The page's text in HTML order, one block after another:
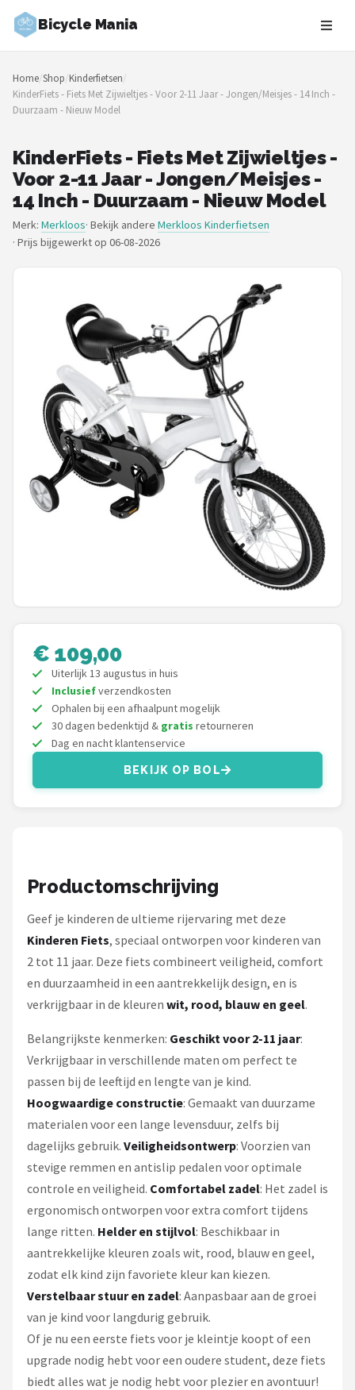
Bicycle Mania
Zoeken
NAVIGATIE
Shop
Merken
Blog
Fietsroutes
Kinderfietsen
Stadsfietsen
Elektrische fietsen
Mountainbikes
Shop
POPULAIRE MERKEN
Basil
BBB Cycling
Schwalbe
Voltano
Shimano
Home/Shop/Kinderfietsen/
KinderFiets - Fiets Met Zijwieltjes - Voor 2-11 Jaar - Jongen/Meisjes - 14 Inch -
Duurzaam - Nieuw Model
KinderFiets - Fiets Met Zijwieltjes -
Voor 2-11 Jaar - Jongen/Meisjes -
14 Inch - Duurzaam - Nieuw Model
Merk: Merkloos· Bekijk andere Merkloos Kinderfietsen
· Prijs bijgewerkt op 06-08-2026
€ 109,00
Uiterlijk 13 augustus in huis
Inclusiefverzendkosten
Ophalen bij een afhaalpunt mogelijk
30 dagen bedenktijd & gratis retourneren
Dag en nacht klantenservice
BEKIJK OP BOL
Productomschrijving
Geef je kinderen de ultieme rijervaring met deze
Kinderen Fiets, speciaal ontworpen voor kinderen van
2 tot 11 jaar. Deze fiets combineert veiligheid, comfort
en duurzaamheid in een aantrekkelijk design, en is
verkrijgbaar in de kleuren wit, rood, blauw en geel.
Belangrijkste kenmerken: Geschikt voor 2-11 jaar:
Verkrijgbaar in verschillende maten om perfect te
passen bij de leeftijd en lengte van je kind.
Hoogwaardige constructie: Gemaakt van duurzame
materialen voor een lange levensduur, zelfs bij
dagelijks gebruik. Veiligheidsontwerp: Voorzien van
stevige remmen en antislip pedalen voor optimale
controle en veiligheid. Comfortabel zadel: Het zadel is
ergonomisch ontworpen voor extra comfort tijdens
lange ritten. Helder en stijlvol: Beschikbaar in
aantrekkelijke kleuren zoals wit, rood, blauw en geel,
zodat elk kind zijn favoriete kleur kan kiezen.
Verstelbaar stuur en zadel: Aanpasbaar aan de groei
van je kind voor langdurig gebruik.
Of je nu een eerste fiets voor je kleintje koopt of een
upgrade nodig hebt voor een oudere student, deze fiets
biedt alles wat je nodig hebt voor plezier en avontuur!